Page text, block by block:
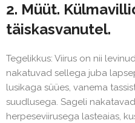
2. Müüt.
täiskasvanutel.
Tegelikkus: Viirus on nii
nakatuvad sellega juba
lusikaga süües, vanema
suudlusega. Sageli
herpeseviirusega lasteaias,